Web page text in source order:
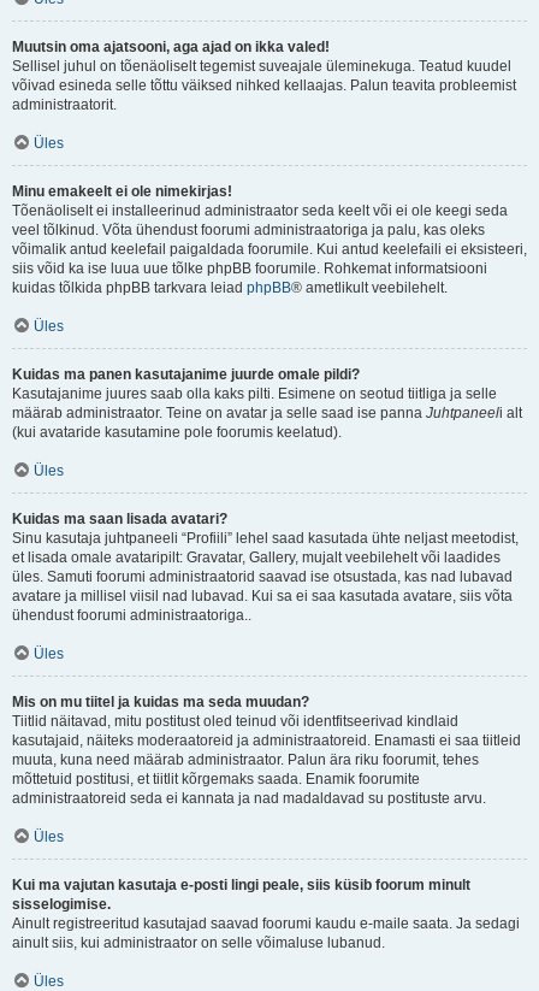
Muutsin oma ajatsooni, aga ajad on ikka valed!
Sellisel juhul on tõenäoliselt tegemist suveajale üleminekuga. Teatud kuudel
võivad esineda selle tõttu väiksed nihked kellaajas. Palun teavita probleemist
administraatorit.
Üles
Minu emakeelt ei ole nimekirjas!
Tõenäoliselt ei installeerinud administraator seda keelt või ei ole keegi seda
veel tõlkinud. Võta ühendust foorumi administraatoriga ja palu, kas oleks
võimalik antud keelefail paigaldada foorumile. Kui antud keelefaili ei eksisteeri,
siis võid ka ise luua uue tõlke phpBB foorumile. Rohkemat informatsiooni
kuidas tõlkida phpBB tarkvara leiad phpBB® ametlikult veebilehelt.
Üles
Kuidas ma panen kasutajanime juurde omale pildi?
Kasutajanime juures saab olla kaks pilti. Esimene on seotud tiitliga ja selle
määrab administraator. Teine on avatar ja selle saad ise panna Juhtpaneeli alt
(kui avataride kasutamine pole foorumis keelatud).
Üles
Kuidas ma saan lisada avatari?
Sinu kasutaja juhtpaneeli “Profiili” lehel saad kasutada ühte neljast meetodist,
et lisada omale avataripilt: Gravatar, Gallery, mujalt veebilehelt või laadides
üles. Samuti foorumi administraatorid saavad ise otsustada, kas nad lubavad
avatare ja millisel viisil nad lubavad. Kui sa ei saa kasutada avatare, siis võta
ühendust foorumi administraatoriga..
Üles
Mis on mu tiitel ja kuidas ma seda muudan?
Tiitlid näitavad, mitu postitust oled teinud või identfitseerivad kindlaid
kasutajaid, näiteks moderaatoreid ja administraatoreid. Enamasti ei saa tiitleid
muuta, kuna need määrab administraator. Palun ära riku foorumit, tehes
mõttetuid postitusi, et tiitlit kõrgemaks saada. Enamik foorumite
administraatoreid seda ei kannata ja nad madaldavad su postituste arvu.
Üles
Kui ma vajutan kasutaja e-posti lingi peale, siis küsib foorum minult
sisselogimise.
Ainult registreeritud kasutajad saavad foorumi kaudu e-maile saata. Ja sedagi
ainult siis, kui administraator on selle võimaluse lubanud.
Üles